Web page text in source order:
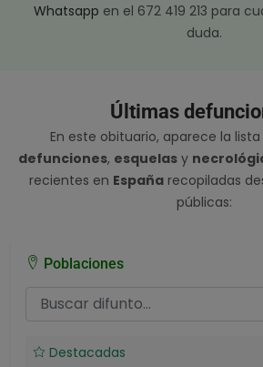
Whatsapp en el 672 419 213 para
duda.
Últimas
En este obituario, aparece la lista
defunciones, esquelas y
recientes en España recopiladas
públicas:
Poblaciones
Destacadas